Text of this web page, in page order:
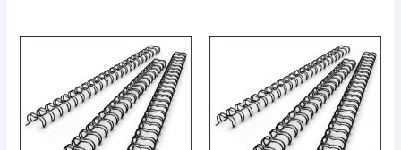
multiple
variants.
The
options
may
be
multiple
variants.
The
options
may
be